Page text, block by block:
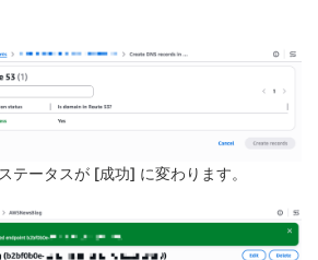
テータスが [成功] に変わります。